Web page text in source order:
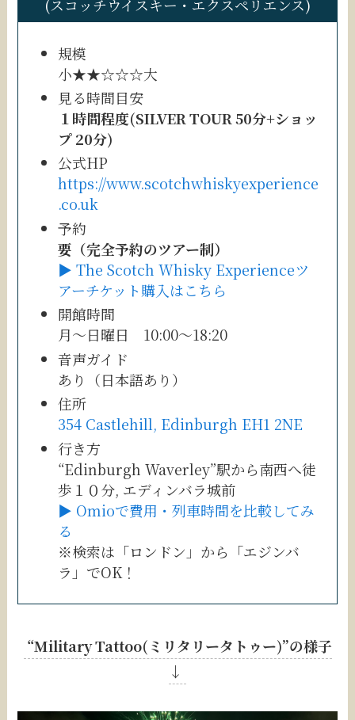
(スコッチウイスキー・エクスペリエンス)
規模
小★★☆☆☆大
見る時間目安
１時間程度(SILVER TOUR 50分+ショッ
プ 20分)
公式HP
https://www.scotchwhiskyexperience
.co.uk
予約
要（完全予約のツアー制）
▶︎ The Scotch Whisky Experienceツ
アーチケット購入はこちら
開館時間
月〜日曜日 10:00〜18:20
音声ガイド
あり（日本語あり）
住所
354 Castlehill, Edinburgh EH1 2NE
行き方
“Edinburgh Waverley”駅から南西へ徒
歩１０分, エディンバラ城前
▶ Omioで費用・列車時間を比較してみ
る
※検索は「ロンドン」から「エジンバ
ラ」でOK！
“Military Tattoo(ミリタリータトゥー)”の様子
↓